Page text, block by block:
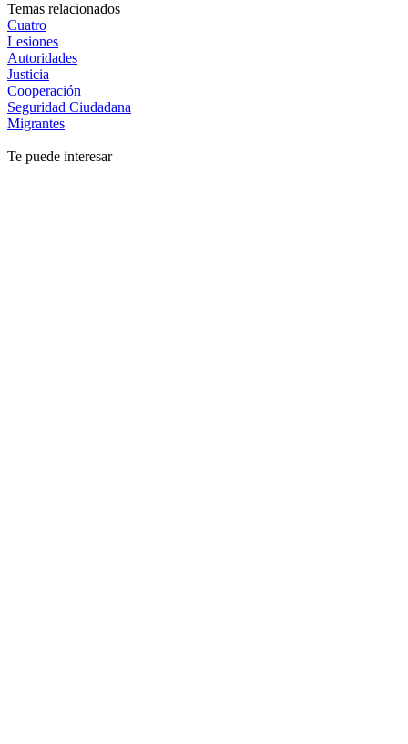
Temas relacionados
Cuatro
Lesiones
Autoridades
Justicia
Cooperación
Seguridad Ciudadana
Migrantes
Te puede interesar